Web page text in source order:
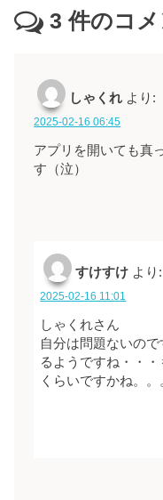
3 件のコメ
しゃくれ より:
2025-02-16 06:45
アプリを開いても真
す（泣）
すけすけ より:
2025-02-16 11:01
しゃくれさん
自分は問題ないの
るようですね・・
くらいですかね。。